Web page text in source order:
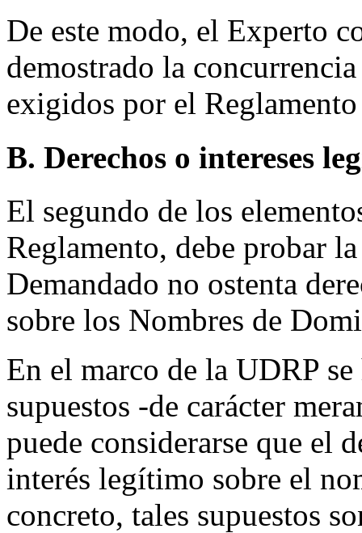
De este modo, el Experto
demostrado la
exigidos por el
B. Derechos o intereses
El segundo de los
Reglamento, debe probar
Demandado no ostenta
sobre los Nombres de
En el marco de la UDRP
supuestos -de carácter
puede considerarse que el
interés legítimo sobre el
concreto, tales supuestos